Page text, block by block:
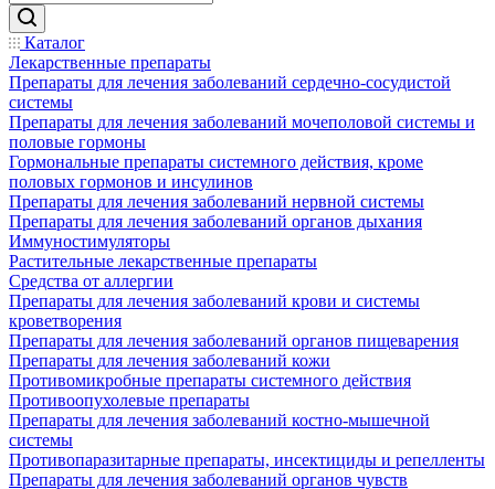
Каталог
Лекарственные препараты
Препараты для лечения заболеваний сердечно-сосудистой
системы
Препараты для лечения заболеваний мочеполовой системы и
половые гормоны
Гормональные препараты системного действия, кроме
половых гормонов и инсулинов
Препараты для лечения заболеваний нервной системы
Препараты для лечения заболеваний органов дыхания
Иммуностимуляторы
Растительные лекарственные препараты
Средства от аллергии
Препараты для лечения заболеваний крови и системы
кроветворения
Препараты для лечения заболеваний органов пищеварения
Препараты для лечения заболеваний кожи
Противомикробные препараты системного действия
Противоопухолевые препараты
Препараты для лечения заболеваний костно-мышечной
системы
Противопаразитарные препараты, инсектициды и репелленты
Препараты для лечения заболеваний органов чувств